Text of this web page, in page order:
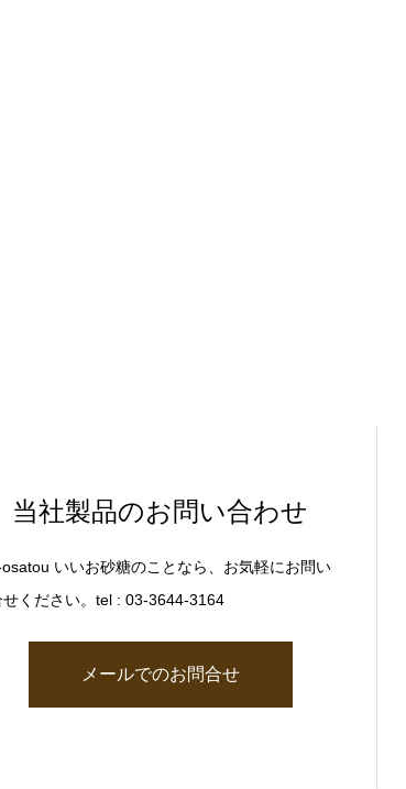
当社製品のお問い合わせ
いいお砂糖のことなら、お気軽にお問い
せください。tel : 03-3644-3164
メールでのお問合せ